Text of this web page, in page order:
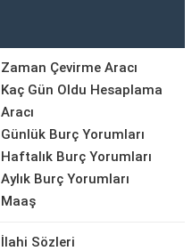
Zaman Çevirme Aracı
Kaç Gün Oldu Hesaplama
Aracı
Günlük Burç Yorumları
Haftalık Burç Yorumları
Aylık Burç Yorumları
Maaş
İlahi Sözleri